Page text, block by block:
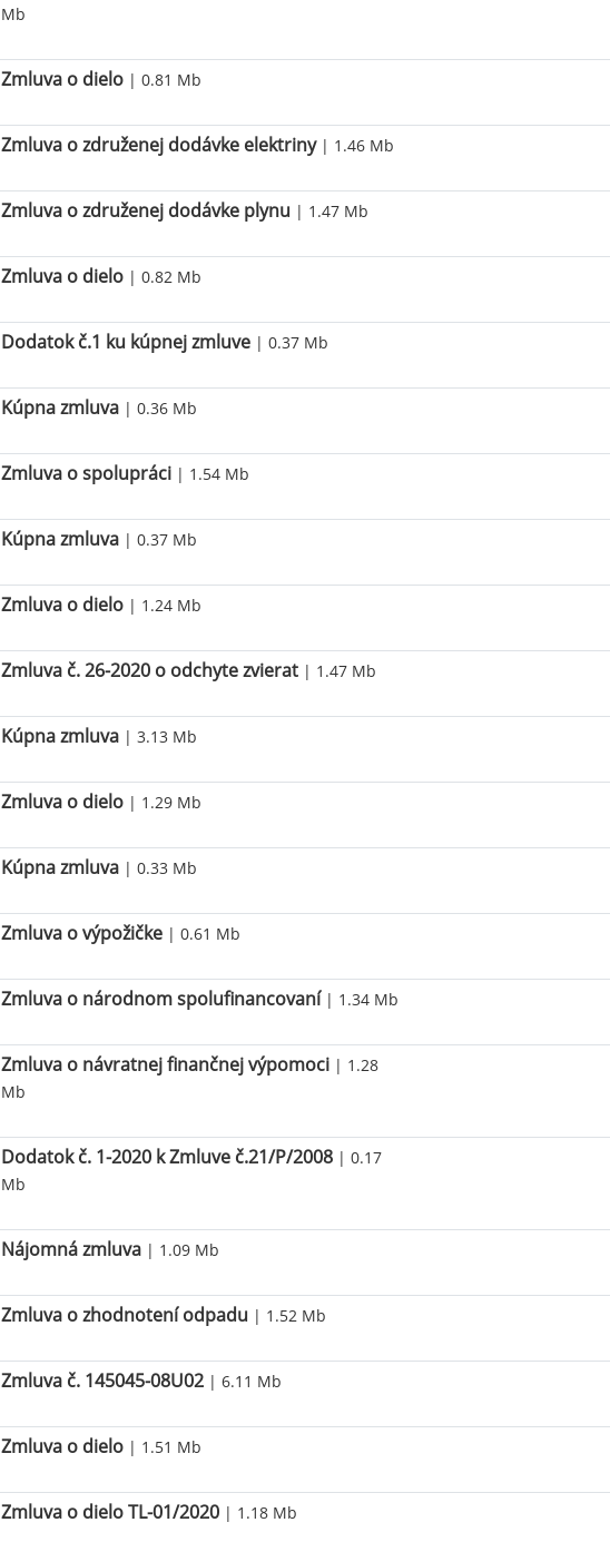
Mb
Zmluva o dielo | 0.81 Mb
Zmluva o združenej dodávke elektriny| 1.46 Mb
Zmluva o združenej dodávke plynu | 1.47 Mb
Zmluva o dielo | 0.82 Mb
Dodatok č.1 ku kúpnej zmluve | 0.37 Mb
Kúpna zmluva | 0.36 Mb
Zmluva o spolupráci | 1.54 Mb
Kúpna zmluva | 0.37 Mb
Zmluva o dielo | 1.24 Mb
Zmluva č. 26-2020 o odchyte zvierat | 1.47 Mb
Kúpna zmluva | 3.13 Mb
Zmluva o dielo | 1.29 Mb
Kúpna zmluva | 0.33 Mb
Zmluva o výpožičke | 0.61 Mb
Zmluva o národnom spolufinancovaní| 1.34 Mb
Zmluva o návratnej finančnej výpomoci | 1.28
Mb
Dodatok č. 1-2020 k Zmluve č.21/P/2008 | 0.17
Mb
Nájomná zmluva | 1.09 Mb
Zmluva o zhodnotení odpadu | 1.52 Mb
Zmluva č. 145045-08U02 | 6.11 Mb
Zmluva o dielo | 1.51 Mb
Zmluva o dielo TL-01/2020 | 1.18 Mb